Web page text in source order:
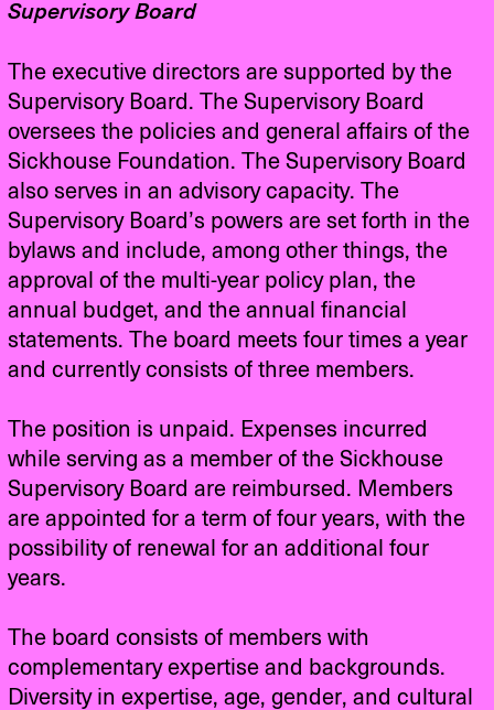
Supervisory Board
The executive directors are supported by the
Supervisory Board. The Supervisory Board
oversees the policies and general affairs of the
Sickhouse Foundation. The Supervisory Board
also serves in an advisory capacity. The
Supervisory Board’s powers are set forth in the
bylaws and include, among other things, the
approval of the multi-year policy plan, the
annual budget, and the annual financial
statements. The board meets four times a year
and currently consists of three members.
The position is unpaid. Expenses incurred
while serving as a member of the Sickhouse
Supervisory Board are reimbursed. Members
are appointed for a term of four years, with the
possibility of renewal for an additional four
years.
The board consists of members with
complementary expertise and backgrounds.
Diversity in expertise, age, gender, and cultural